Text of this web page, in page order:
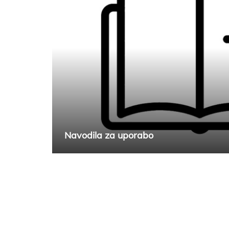
Navodila za uporabo